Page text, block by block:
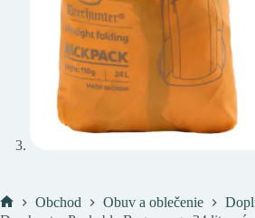
Obchod Obuv a oblečenie